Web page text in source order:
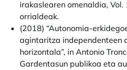
irakaslearen omenaldia,
orrialdeak.
(2018) “Autonomia-
agintaritza independenteen
horizontala”, in Antonio
Gardentasun publikoa eta